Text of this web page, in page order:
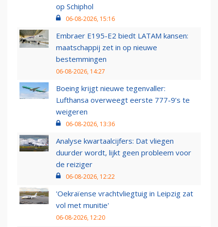
op Schiphol
06-08-2026, 15:16
Embraer E195-E2 biedt LATAM kansen:
maatschappij zet in op nieuwe
bestemmingen
06-08-2026, 14:27
Boeing krijgt nieuwe tegenvaller:
Lufthansa overweegt eerste 777-9’s te
weigeren
06-08-2026, 13:36
Analyse kwartaalcijfers: Dat vliegen
duurder wordt, lijkt geen probleem voor
de reiziger
06-08-2026, 12:22
'Oekraïense vrachtvliegtuig in Leipzig zat
vol met munitie'
06-08-2026, 12:20